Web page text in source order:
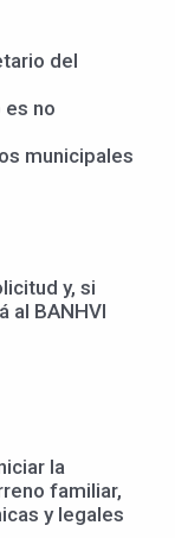
del
no
municipales
y, si
al BANHVI
la
familiar,
y legales